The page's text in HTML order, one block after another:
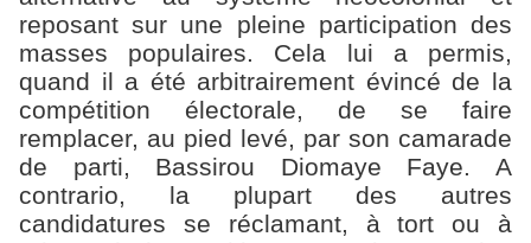
reposant sur une pleine participation des
masses populaires. Cela lui a permis,
quand il a été arbitrairement évincé de la
compétition électorale, de se faire
remplacer, au pied levé, par son camarade
de parti, Bassirou Diomaye Faye. A
contrario, la plupart des autres
candidatures se réclamant, à tort ou à